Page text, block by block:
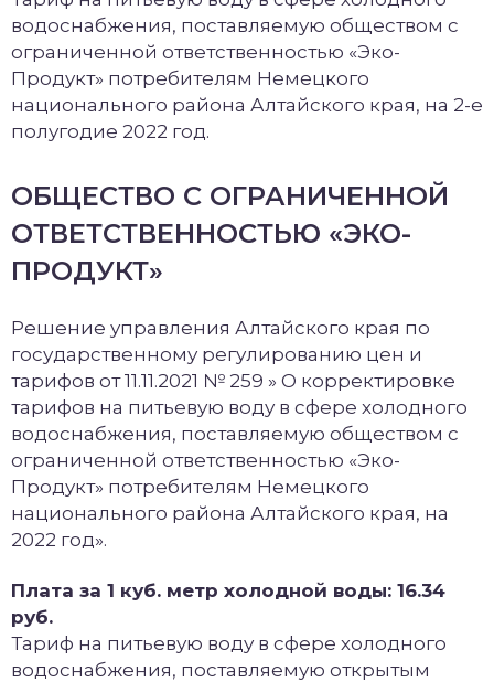
водоснабжения, поставляемую обществом с
ограниченной ответственностью «Эко-
Продукт» потребителям Немецкого
национального района Алтайского края, на 2-е
полугодие 2022 год.
ОБЩЕСТВО С ОГРАНИЧЕННОЙ
ОТВЕТСТВЕННОСТЬЮ «ЭКО-
ПРОДУКТ»
Решение управления Алтайского края по
государственному регулированию цен и
тарифов от 11.11.2021 № 259 » О корректировке
тарифов на питьевую воду в сфере холодного
водоснабжения, поставляемую обществом с
ограниченной ответственностью «Эко-
Продукт» потребителям Немецкого
национального района Алтайского края, на
2022 год».
Плата за 1 куб. метр холодной воды: 16.34
руб.
Тариф на питьевую воду в сфере холодного
водоснабжения, поставляемую открытым